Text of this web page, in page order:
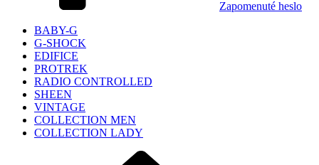
Zapomenuté heslo
BABY-G
G-SHOCK
EDIFICE
PROTREK
RADIO CONTROLLED
SHEEN
VINTAGE
COLLECTION MEN
COLLECTION LADY